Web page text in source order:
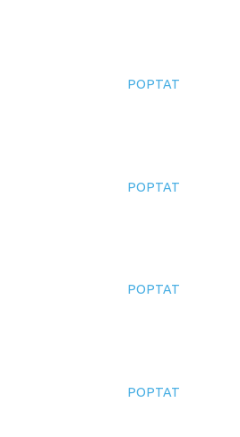
POPTAT
POPTAT
POPTAT
POPTAT